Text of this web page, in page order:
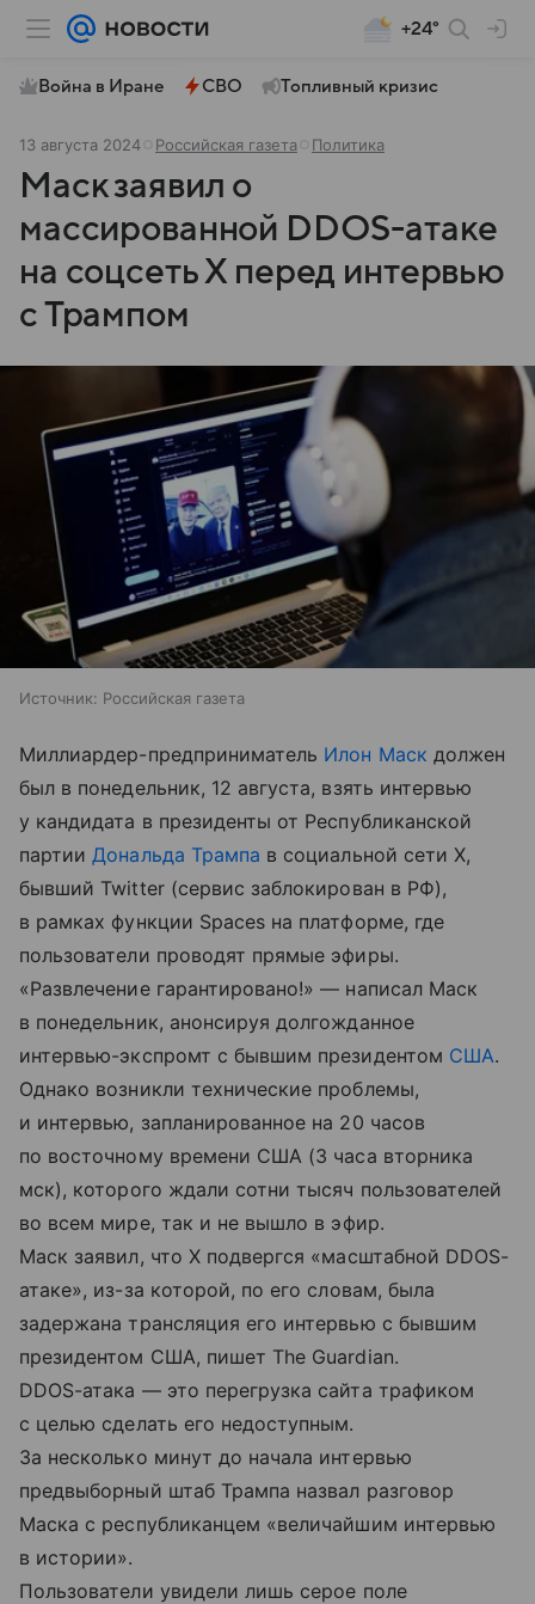
+24°
Война в Иране СВО Топливный кризис
13 августа 2024 Российская газета Политика
Маск заявил о
массированной DDOS-атаке
на соцсеть Х перед интервью
с Трампом
Источник: Российская газета
Миллиардер-предприниматель Илон Маск должен
был в понедельник, 12 августа, взять интервью
у кандидата в президенты от Республиканской
партии Дональда Трампа в социальной сети X,
бывший Twitter (сервис заблокирован в РФ),
в рамках функции Spaces на платформе, где
пользователи проводят прямые эфиры.
«Развлечение гарантировано!» — написал Маск
в понедельник, анонсируя долгожданное
интервью-экспромт с бывшим президентом США.
Однако возникли технические проблемы,
и интервью, запланированное на 20 часов
по восточному времени США (3 часа вторника
мск), которого ждали сотни тысяч пользователей
во всем мире, так и не вышло в эфир.
Маск заявил, что X подвергся «масштабной DDOS-
атаке», из-за которой, по его словам, была
задержана трансляция его интервью с бывшим
президентом США, пишет The Guardian.
DDOS-атака — это перегрузка сайта трафиком
с целью сделать его недоступным.
За несколько минут до начала интервью
предвыборный штаб Трампа назвал разговор
Маска с республиканцем «величайшим интервью
в истории».
Пользователи увидели лишь серое поле